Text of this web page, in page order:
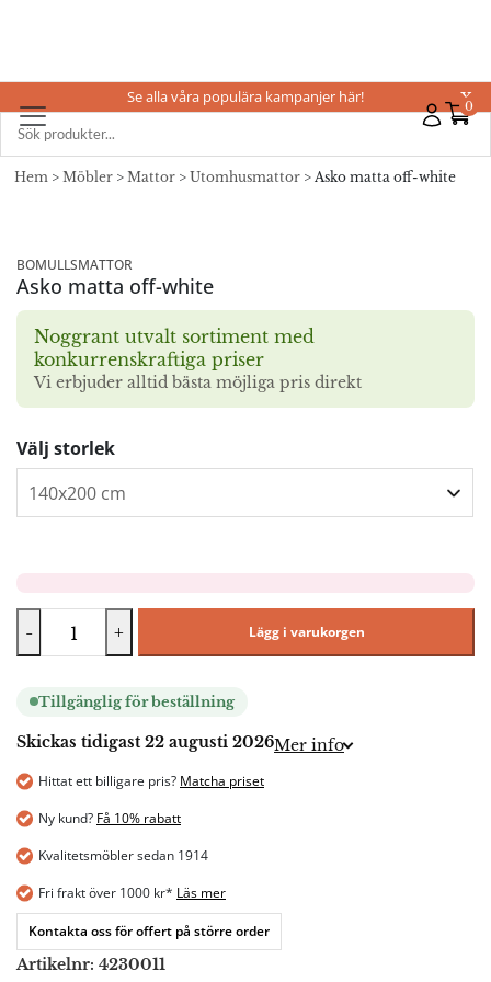
0
Se alla våra populära kampanjer här! X
Hem > Möbler > Mattor > Utomhusmattor > Asko matta off-white
BOMULLSMATTOR
Asko matta off-white
Noggrant utvalt sortiment med
konkurrenskraftiga priser
Vi erbjuder alltid bästa möjliga pris direkt
Välj storlek
- + Lägg i varukorgen
Tillgänglig för beställning
Skickas tidigast 22 augusti 2026Mer info
Hittat ett billigare pris? Matcha priset
Ny kund? Få 10% rabatt
Kvalitetsmöbler sedan 1914
Fri frakt över 1000 kr* Läs mer
Kontakta oss för offert på större order
Artikelnr: 4230011